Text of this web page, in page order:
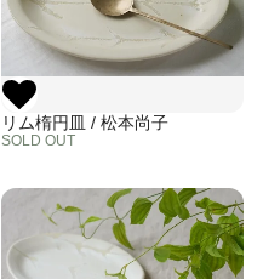
リム楕円皿 / 松本尚子
SOLD OUT